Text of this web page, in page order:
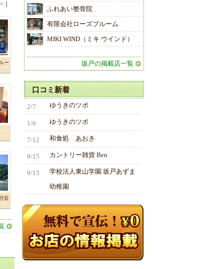
ー
近
ふれあい整骨院
有限会社ローズブルーム
MIKI WIND（ミキ ウインド）
坂戸の掲載店一覧
口コミ新着
2/7 ゆうきのツボ
1/6 ゆうきのツボ
7/12 和食処 あおき
9/15 カントリー雑貨 Ben
9/13
学校法人東山学園 坂戸あずま
幼稚園